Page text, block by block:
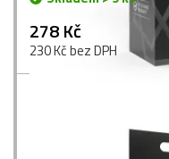
278 Kč
230 Kč bez DPH